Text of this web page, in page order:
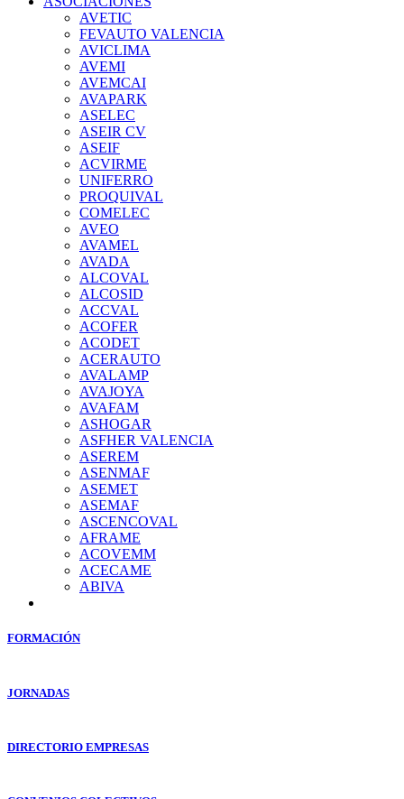
AVETIC
FEVAUTO VALENCIA
AVICLIMA
AVEMI
AVEMCAI
AVAPARK
ASELEC
ASEIR CV
ASEIF
ACVIRME
UNIFERRO
PROQUIVAL
COMELEC
AVEO
AVAMEL
AVADA
ALCOVAL
ALCOSID
ACCVAL
ACOFER
ACODET
ACERAUTO
AVALAMP
AVAJOYA
AVAFAM
ASHOGAR
ASFHER VALENCIA
ASEREM
ASENMAF
ASEMET
ASEMAF
ASCENCOVAL
AFRAME
ACOVEMM
ACECAME
ABIVA
FORMACIÓN
JORNADAS
DIRECTORIO EMPRESAS